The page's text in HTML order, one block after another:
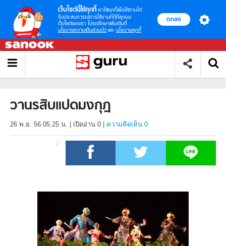
เว็บไซต์นี้ใช้คุกกี้ เราใช้คุกกี้เพื่อให้ท่านได้
รับประสบการณ์การใช้งานที่ดีที่สุดบน
เว็บไซต์ของเรา โปรดศึกษาเพิ่มเติมที่
นโยบายความเป็นส่วนตัว และ นโยบายคุกกี้
ตกลง
วานรสิบแปดมงกุฎ
26 พ.ย. 56 05.25 น. เปิดอ่าน 0 ความคิดเห็น 0